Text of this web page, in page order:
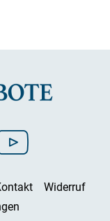
Widerruf